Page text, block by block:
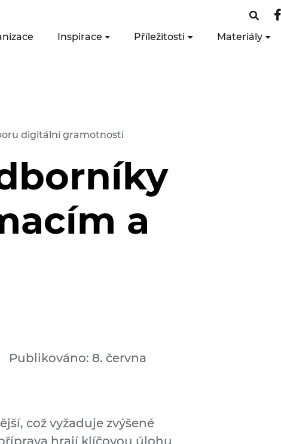
Inspirace Příležitosti Materiály
digitální gramotnosti
a
Publikováno: 8. června
což vyžaduje zvýšené
hrají klíčovou úlohu